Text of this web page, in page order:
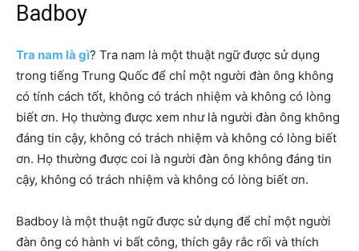
Badboy
Tra nam là gì? Tra nam là một thuật ngữ được sử dụng
trong tiếng Trung Quốc để chỉ một người đàn ông không
có tính cách tốt, không có trách nhiệm và không có lòng
biết ơn. Họ thường được xem như là người đàn ông không
đáng tin cậy, không có trách nhiệm và không có lòng biết
ơn. Họ thường được coi là người đàn ông không đáng tin
cậy, không có trách nhiệm và không có lòng biết ơn.
Badboy là một thuật ngữ được sử dụng để chỉ một người
đàn ông có hành vi bất công, thích gây rắc rối và thích